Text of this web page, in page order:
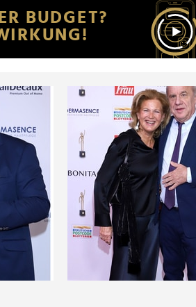
Website an unsere Partner für soziale
möglicherweise mit weiteren Daten
der Dienste gesammelt haben.